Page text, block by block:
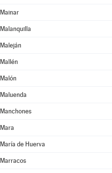
Mainar
Malanquilla
Maleján
Mallén
Malón
Maluenda
Manchones
Mara
María de Huerva
Marracos